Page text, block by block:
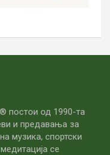
постои од 1990-та
и предавања за
музика, спортски
се